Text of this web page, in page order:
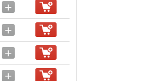
+
+
+
+